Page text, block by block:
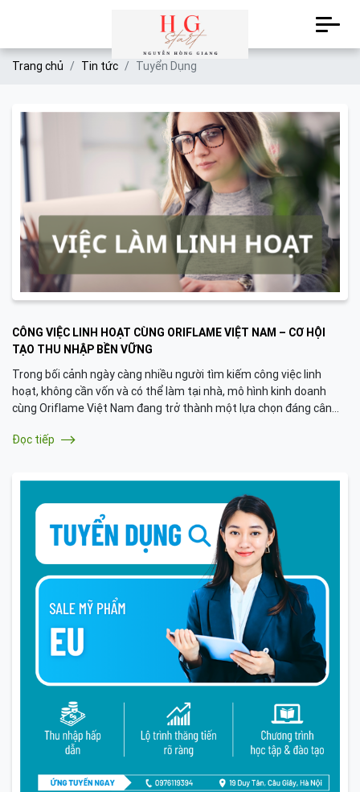
Trang chủ Tin tức Tuyển Dụng
CÔNG VIỆC LINH HOẠT CÙNG ORIFLAME VIỆT NAM – CƠ HỘI
TẠO THU NHẬP BỀN VỮNG
Trong bối cảnh ngày càng nhiều người tìm kiếm công việc linh
hoạt, không cần vốn và có thể làm tại nhà, mô hình kinh doanh
cùng Oriflame Việt Nam đang trở thành một lựa chọn đáng cân
mỹ phẩm đến từ Thụy Điển với hơn 50 năm phát triển toàn cầu.
Đọc tiếp